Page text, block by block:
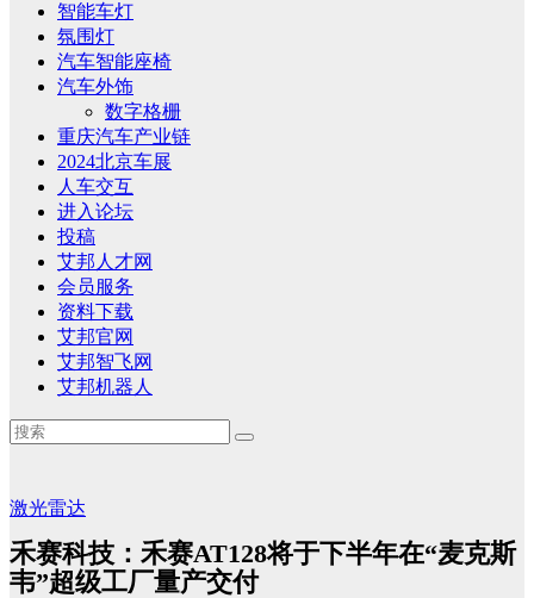
智能车灯
氛围灯
汽车智能座椅
汽车外饰
数字格栅
重庆汽车产业链
2024北京车展
人车交互
进入论坛
投稿
艾邦人才网
会员服务
资料下载
艾邦官网
艾邦智飞网
艾邦机器人
激光雷达
禾赛科技：禾赛AT128将于下半年在“麦克斯
韦”超级工厂量产交付